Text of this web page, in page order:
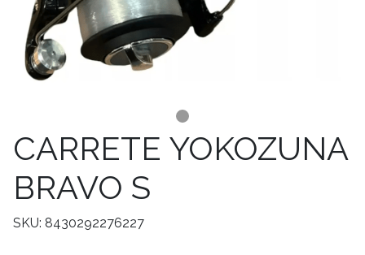
CARRETE YOKOZUNA
BRAVO S
SKU: 8430292276227